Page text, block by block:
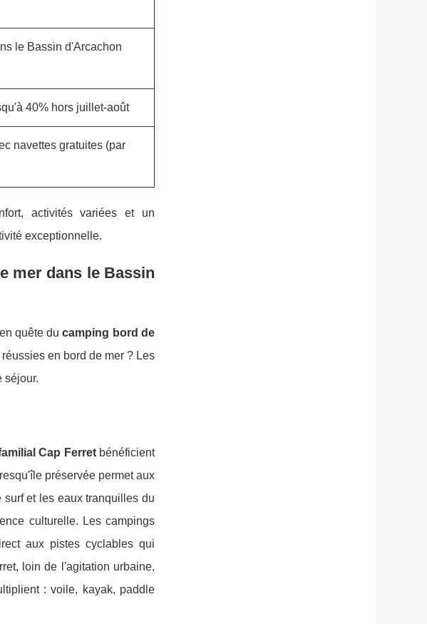
le Bassin d'Arcachon
40% hors juillet-août
navettes gratuites (par
activités variées et un
exceptionnelle.
mer dans le Bassin
quête ducamping bord de
en bord de mer ? Les
séjour.
Cap Ferretbénéficient
préservée permet aux
et les eaux tranquilles du
culturelle. Les campings
aux pistes cyclables qui
loin de l'agitation urbaine,
: voile, kayak, paddle